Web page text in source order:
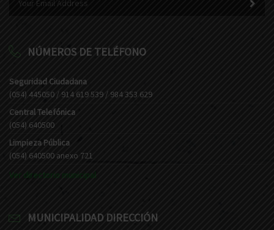
NÚMEROS DE TELÉFONO
Seguridad Ciudadana
(054) 445050 / 914 619 539 / 984 353 629
Central Telefónica
(054) 640500
Limpieza Pública
(054) 640500 anexo 721
Ver directorio municipal
MUNICIPALIDAD DIRECCIÓN